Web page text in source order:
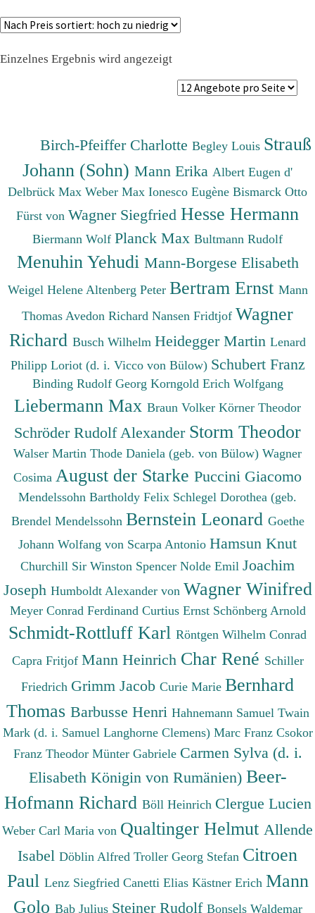
Einzelnes Ergebnis wird angezeigt
Birch-Pfeiffer CharlotteBegley Louis Strauß
Johann (Sohn) Mann Erika Albert Eugen d'
Delbrück Max Weber Max Ionesco Eugène Bismarck Otto
Fürst von Wagner Siegfried Hesse Hermann
Biermann Wolf Planck Max Bultmann Rudolf
Menuhin Yehudi Mann-Borgese Elisabeth
Weigel Helene Altenberg Peter Bertram Ernst Mann
Thomas Avedon Richard Nansen Fridtjof Wagner
Richard Busch Wilhelm Heidegger Martin Lenard
Philipp Loriot (d. i. Vicco von Bülow) Schubert Franz
Binding Rudolf Georg Korngold Erich Wolfgang
Liebermann Max Braun Volker Körner Theodor
Schröder Rudolf Alexander Storm Theodor
Walser Martin Thode Daniela (geb. von Bülow) Wagner
Cosima August der Starke Puccini Giacomo
Mendelssohn Bartholdy Felix Schlegel Dorothea (geb.
Brendel Mendelssohn Bernstein Leonard Goethe
Johann Wolfang von Scarpa Antonio Hamsun Knut
Churchill Sir Winston Spencer Nolde Emil Joachim
Joseph Humboldt Alexander von Wagner Winifred
Meyer Conrad Ferdinand Curtius Ernst Schönberg Arnold
Schmidt-Rottluff Karl Röntgen Wilhelm Conrad
Capra Fritjof Mann Heinrich Char René Schiller
Friedrich Grimm Jacob Curie Marie Bernhard
Thomas Barbusse Henri Hahnemann Samuel Twain
Mark (d. i. Samuel Langhorne Clemens) Marc Franz Csokor
Franz Theodor Münter Gabriele Carmen Sylva (d. i.
Elisabeth Königin von Rumänien) Beer-
Hofmann Richard Böll Heinrich Clergue Lucien
Weber Carl Maria von Qualtinger Helmut Allende
Isabel Döblin Alfred Troller Georg Stefan Citroen
Paul Lenz Siegfried Canetti Elias Kästner Erich Mann
Golo Bab Julius Steiner Rudolf Bonsels Waldemar